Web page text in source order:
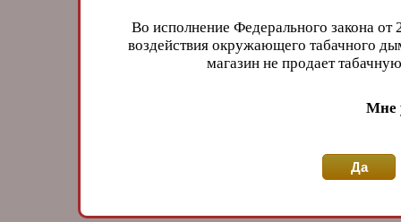
Во исполнение Федерального закона
воздействия окружающего табачного
магазин не продает
Мне
Да